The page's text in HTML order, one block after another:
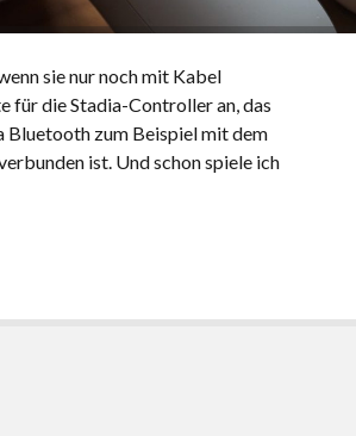
sie nur noch mit Kabel
für die Stadia-Controller an, das
Bluetooth zum Beispiel mit dem
ist. Und schon spiele ich